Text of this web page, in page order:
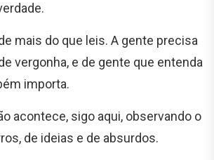
mais do que leis. A gente precisa
vergonha, e de gente que entenda
importa.
acontece, sigo aqui, observando o
de ideias e de absurdos.